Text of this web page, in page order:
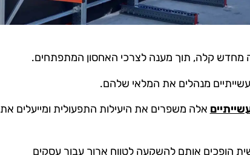
מחדש קלה, תוך מענה לצרכי האחסון המתפתחים.
מנהלים את המלאי שלהם.
אלה משפרים את היעילות התפעולית ומייעלים את
הופכים אותם להשקעה לטווח ארוך עבור עסקים